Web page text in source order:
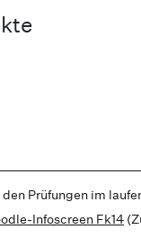
Prüfungen im
Infoscreen Fk14